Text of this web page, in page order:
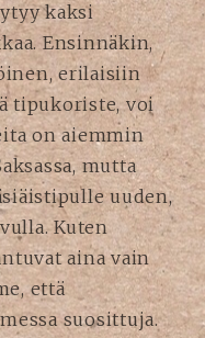
kaksi
Ensinnäkin,
erilaisiin
tipukoriste, voi
on aiemmin
mutta
uuden,
Kuten
aina vain
että
suosittuja.